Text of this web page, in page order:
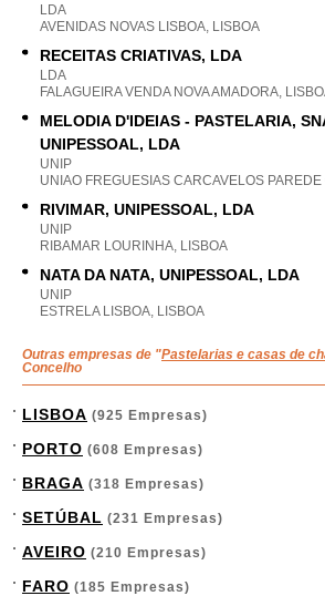
LDA
AVENIDAS NOVAS LISBOA, LISBOA
RECEITAS CRIATIVAS, LDA
LDA
FALAGUEIRA VENDA NOVA AMADORA,
MELODIA D'IDEIAS - PASTELARIA,
UNIPESSOAL, LDA
UNIP
UNIAO FREGUESIAS CARCAVELOS
RIVIMAR, UNIPESSOAL, LDA
UNIP
RIBAMAR LOURINHA, LISBOA
NATA DA NATA, UNIPESSOAL, LDA
UNIP
ESTRELA LISBOA, LISBOA
Outras empresas de "Pastelarias e casas de
Concelho
LISBOA (925 Empresas)
PORTO (608 Empresas)
BRAGA (318 Empresas)
SETÚBAL (231 Empresas)
AVEIRO (210 Empresas)
FARO (185 Empresas)